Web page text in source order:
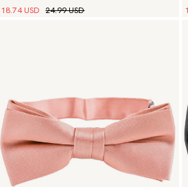
18.74 USD 24.99 USD